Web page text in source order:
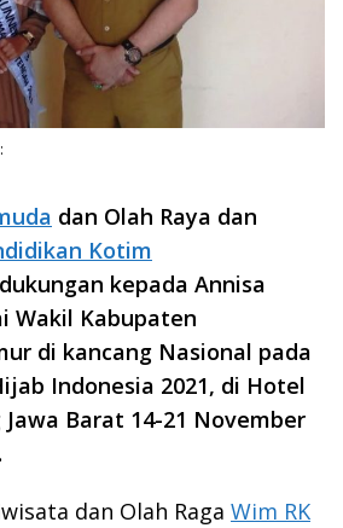
dan Olah Raya dan
Kotim
kepada Annisa
Wakil Kabupaten
di kancang Nasional pada
Indonesia 2021, di Hotel
Barat 14-21 November
dan Olah Raga Wim RK